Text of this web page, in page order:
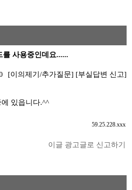
를 사용중인데요......
[이의제기/추가질문] [부실답변 신고]
있읍니다.^^
59.25.228.xxx
이글 광고글로 신고하기